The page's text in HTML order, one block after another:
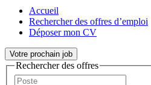
Accueil
Rechercher des offres d’emploi
Déposer mon CV
Votre prochain job
Rechercher des offres